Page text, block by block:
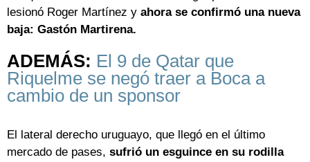
lesionó Roger Martínez y ahora se confirmó una nueva
baja: Gastón Martirena.
ADEMÁS: El 9 de Qatar que
Riquelme se negó traer a Boca a
cambio de un sponsor
El lateral derecho uruguayo, que llegó en el último
mercado de pases, sufrió un esguince en su rodilla